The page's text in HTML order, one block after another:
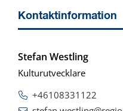
Kontaktinformation
Stefan Westling
Kulturutvecklare
+46108331122